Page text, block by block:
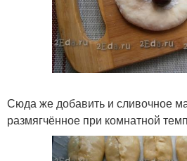
Сюда же добавить и сливочное
размягчённое при комнатной